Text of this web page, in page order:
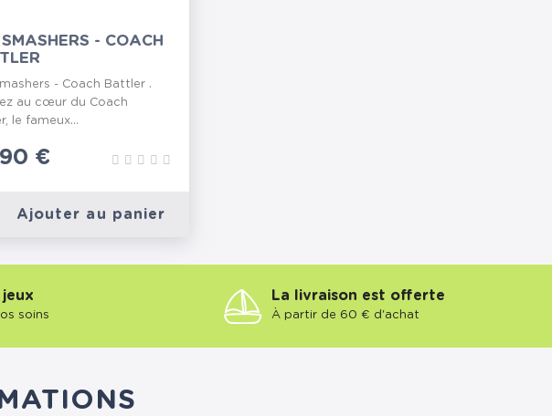
- COACH
- Coach Battler .
au cœur du Coach
le fameux...
€
Ajouter au panier
jeux
soins
La livraison est offerte
À partir de 60 € d'achat